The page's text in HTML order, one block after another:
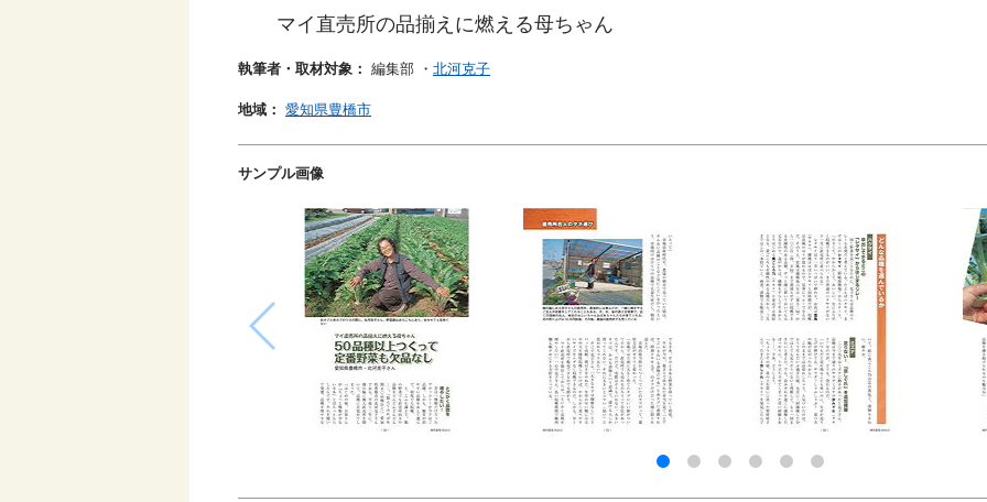
マイ直売所の品揃えに燃える母ちゃん
執筆者・取材対象： 編集部 ・ 北河克子
地域： 愛知県豊橋市
サンプル画像